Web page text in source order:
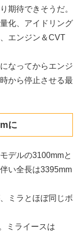
期待できそうだ。
化、アイドリング
エンジン＆CVT
なってからエンジ
から停止させる最
に
デルの3100mmと
い全長は3395mm
ミラとほぼ同じボ
ミライースは